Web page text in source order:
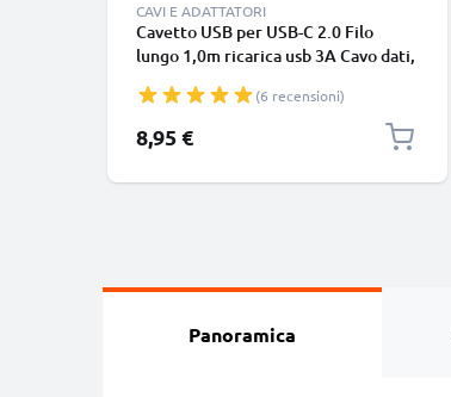
CAVI E ADATTATORI
Cavetto USB per USB-C 2.0 Filo
lungo 1,0m ricarica usb 3A Cavo dati,
smartphone (Samsung, Huawei,
Google Pixel), fotocamera Canon,
Panasonic Lumix, Sony connettore
(6 recensioni)
8,95 €
Panoramica